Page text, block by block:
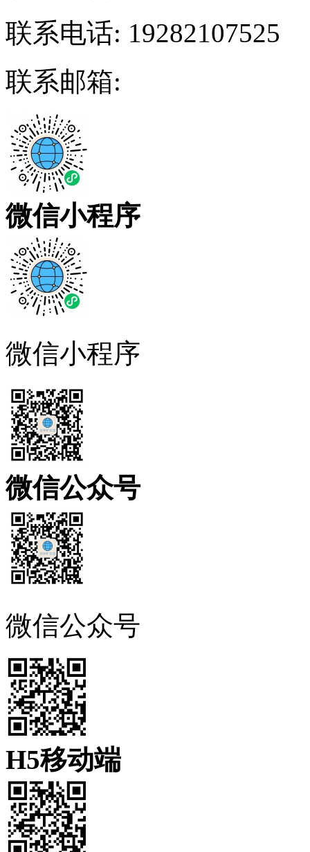
联系电话: 19282107525
联系邮箱:
微信小程序
微信小程序
微信公众号
微信公众号
H5移动端